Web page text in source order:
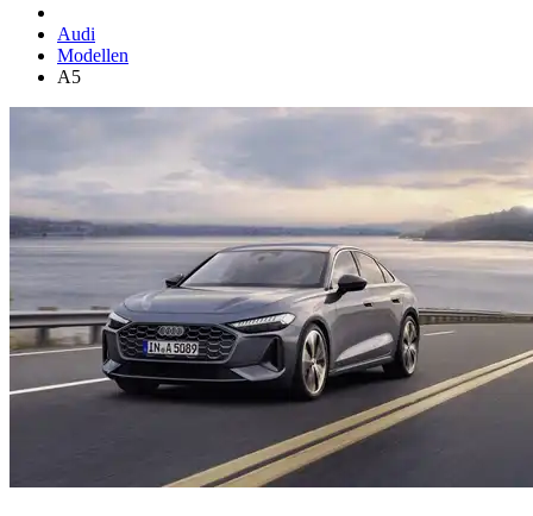
Audi
Modellen
A5